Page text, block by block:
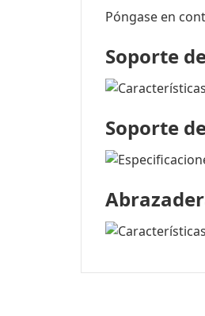
Póngase en
Soporte
Soporte